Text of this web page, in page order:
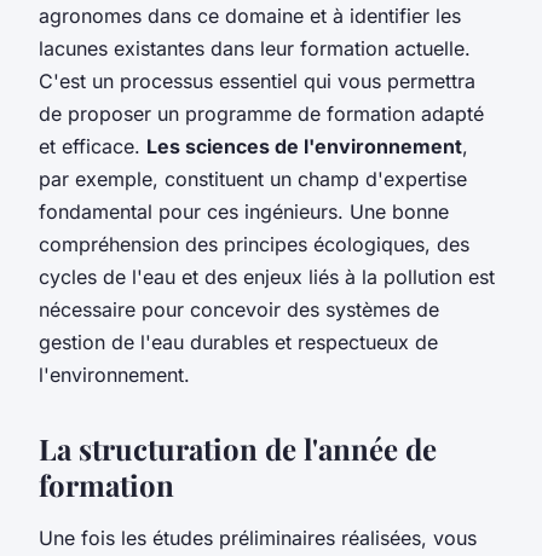
agronomes dans ce domaine et à identifier les
lacunes existantes dans leur formation actuelle.
C'est un processus essentiel qui vous permettra
de proposer un programme de formation adapté
et efficace. Les sciences de l'environnement,
par exemple, constituent un champ d'expertise
fondamental pour ces ingénieurs. Une bonne
compréhension des principes écologiques, des
cycles de l'eau et des enjeux liés à la pollution est
nécessaire pour concevoir des systèmes de
gestion de l'eau durables et respectueux de
l'environnement.
La structuration de l'année de
formation
Une fois les études préliminaires réalisées, vous